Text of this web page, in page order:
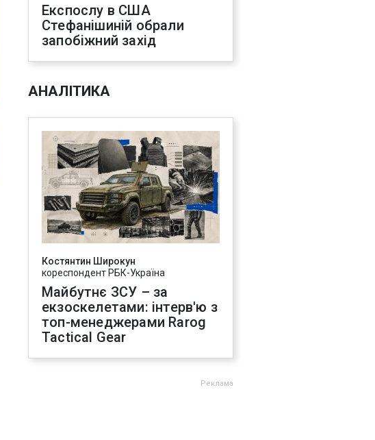
Експослу в США
Стефанішиній обрали
запобіжний захід
АНАЛІТИКА
Костянтин Широкун
кореспондент РБК-Україна
Майбутнє ЗСУ – за
екзоскелетами: інтерв'ю з
топ-менеджерами Rarog
Tactical Gear